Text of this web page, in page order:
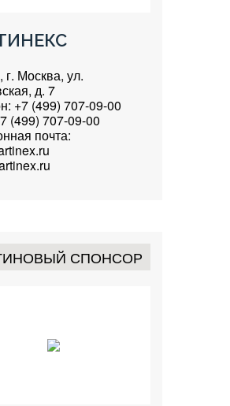
г. Москва, ул.
д. 7
+7 (499) 707-09-00
(499) 707-09-00
почта:
СПОНСОР